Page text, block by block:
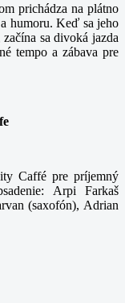
prichádza na plátno
humoru. Keď sa jeho
sa divoká jazda
tempo a zábava pre
Caffé pre príjemný
Arpi Farkaš
(saxofón), Adrian